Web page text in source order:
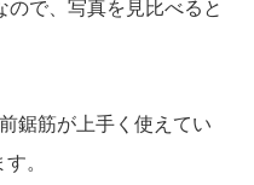
ので、写真を見比べると
鋸筋が上手く使えてい
。